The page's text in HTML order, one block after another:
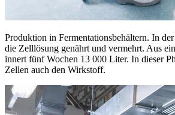
Produktion in Fermentationsbehältern. In
die Zelllösung genährt und vermehrt. Aus
innert fünf Wochen 13 000 Liter. In dieser
Zellen auch den Wirkstoff.